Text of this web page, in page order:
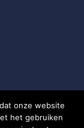
EXPERT -
onze website
het gebruiken